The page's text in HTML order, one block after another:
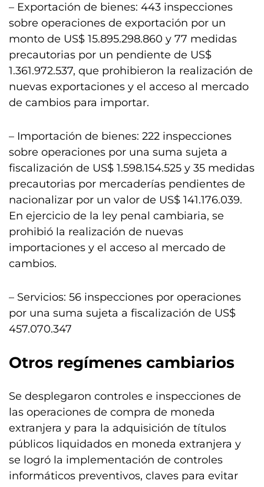
– Exportación de bienes: 443 inspecciones
sobre operaciones de exportación por un
monto de US$ 15.895.298.860 y 77 medidas
precautorias por un pendiente de US$
1.361.972.537, que prohibieron la realización de
nuevas exportaciones y el acceso al mercado
de cambios para importar.
– Importación de bienes: 222 inspecciones
sobre operaciones por una suma sujeta a
fiscalización de US$ 1.598.154.525 y 35 medidas
precautorias por mercaderías pendientes de
nacionalizar por un valor de US$ 141.176.039.
En ejercicio de la ley penal cambiaria, se
prohibió la realización de nuevas
importaciones y el acceso al mercado de
cambios.
– Servicios: 56 inspecciones por operaciones
por una suma sujeta a fiscalización de US$
457.070.347
Otros regímenes cambiarios
Se desplegaron controles e inspecciones de
las operaciones de compra de moneda
extranjera y para la adquisición de títulos
públicos liquidados en moneda extranjera y
se logró la implementación de controles
informáticos preventivos, claves para evitar